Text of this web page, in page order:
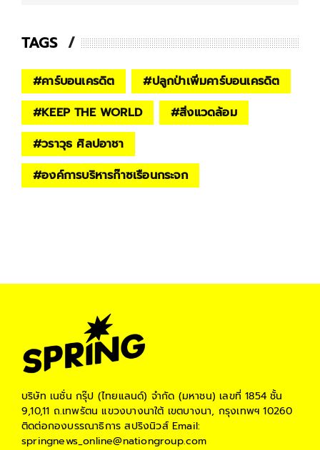
TAGS
#คาร์บอนเครดิต #ปลูกป่าเพิ่มคาร์บอนเครดิต
#KEEP THE WORLD #สิ่งแวดล้อม
#วราวุธ ศิลปอาชา
#องค์การบริหารก๊าซเรือนกระจก
บริษัท เนชั่น กรุ๊ป (ไทยแลนด์) จำกัด (มหาชน) เลขที่ 1854 ชั้น
9,10,11 ถ.เทพรัตน แขวงบางนาใต้ เขตบางนา, กรุงเทพฯ 10260
ติดต่อกองบรรณาธิการ สปริงนิวส์Email:
springnews_online@nationgroup.com